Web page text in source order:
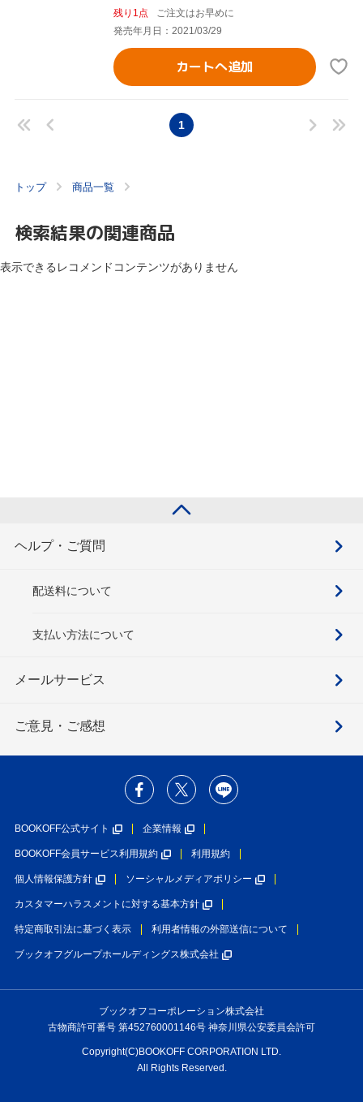
残り1点
ご注文はお早めに
発売年月日：2021/03/29
カートへ追加
1
トップ 商品一覧
検索結果の関連商品
表示できるレコメンドコンテンツがありません
ヘルプ・ご質問
配送料について
支払い方法について
メールサービス
ご意見・ご感想
BOOKOFF公式サイト 企業情報
BOOKOFF会員サービス利用規約 利用規約
個人情報保護方針 ソーシャルメディアポリシー
カスタマーハラスメントに対する基本方針
特定商取引法に基づく表示 利用者情報の外部送信について
ブックオフグループホールディングス株式会社
ブックオフコーポレーション株式会社
古物商許可番号 第452760001146号 神奈川県公安委員会許可
Copyright(C)BOOKOFF CORPORATION LTD.
All Rights Reserved.